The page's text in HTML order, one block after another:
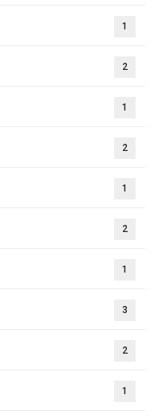
1
2
1
2
1
2
1
3
2
1